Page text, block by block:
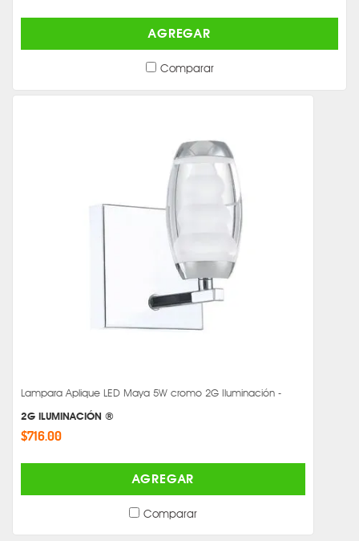
AGREGAR
Comparar
Lampara Aplique LED Maya 5W cromo 2G Iluminación -
2G ILUMINACIÓN ®
$716.00
AGREGAR
Comparar